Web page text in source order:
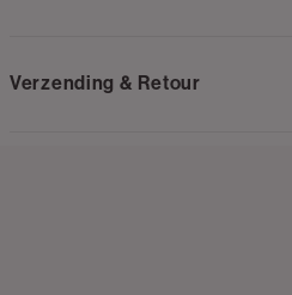
Verzending & Retour